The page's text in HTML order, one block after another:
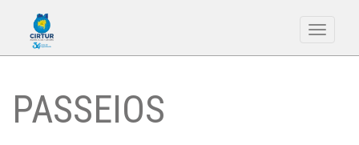
Toggle
PASSEIOS